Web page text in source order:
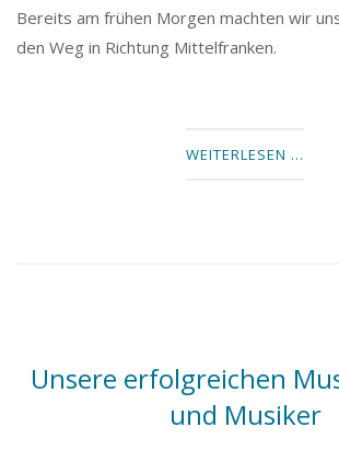
Bereits am frühen Morgen machten wir
den Weg in Richtung Mittelfranken.
WEITERLESEN …
Unsere erfolgreichen
und Musiker